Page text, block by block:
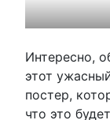
Интересно,
этот
постер,
что это